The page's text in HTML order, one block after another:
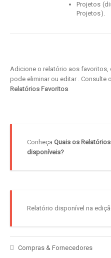
Projetos
Projetos).
Adicione o relatório aos favoritos,
pode eliminar ou editar . Consulte
Relatórios Favoritos.
Conheça Quais os
disponíveis?
Relatório disponível na
Compras & Fornecedores